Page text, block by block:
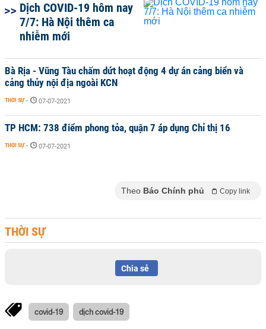
Dịch COVID-19 hôm nay
7/7: Hà Nội thêm ca
nhiễm mới
Bà Rịa - Vũng Tàu chấm dứt hoạt động 4 dự án cảng biển và
cảng thủy nội địa ngoài KCN
THỜI SỰ - 07-07-2021
TP HCM: 738 điểm phong tỏa, quận 7 áp dụng Chỉ thị 16
THỜI SỰ - 07-07-2021
Theo Báo Chính phủ Copy link
THỜI SỰ
Chia sẻ
covid-19 dịch covid-19